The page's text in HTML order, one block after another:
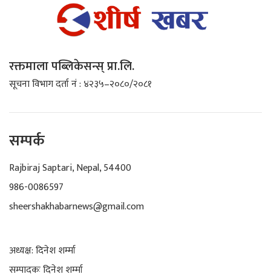
रक्तमाला पब्लिकेसन्स् प्रा.लि.
सूचना विभाग दर्ता नं : ४२३५–२०८०/२०८१
सम्पर्क
Rajbiraj Saptari, Nepal, 54400
986-0086597
sheershakhabarnews@gmail.com
अध्यक्ष: दिनेश शर्म्मा
सम्पादकः दिनेश शर्म्मा